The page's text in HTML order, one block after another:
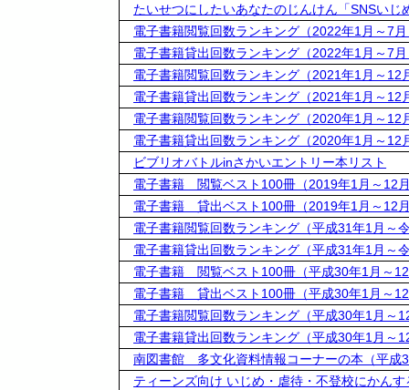
たいせつにしたいあなたのじんけん「SNSいじ
電子書籍閲覧回数ランキング（2022年1月～7
電子書籍貸出回数ランキング（2022年1月～7
電子書籍閲覧回数ランキング（2021年1月～12
電子書籍貸出回数ランキング（2021年1月～12
電子書籍閲覧回数ランキング（2020年1月～12
電子書籍貸出回数ランキング（2020年1月～12
ビブリオバトルinさかいエントリー本リスト
電子書籍 閲覧ベスト100冊（2019年1月～12
電子書籍 貸出ベスト100冊（2019年1月～12
電子書籍閲覧回数ランキング（平成31年1月～
電子書籍貸出回数ランキング（平成31年1月～
電子書籍 閲覧ベスト100冊（平成30年1月～
電子書籍 貸出ベスト100冊（平成30年1月～
電子書籍閲覧回数ランキング（平成30年1月～
電子書籍貸出回数ランキング（平成30年1月～
南図書館 多文化資料情報コーナーの本（平成
ティーンズ向け いじめ・虐待・不登校にかん